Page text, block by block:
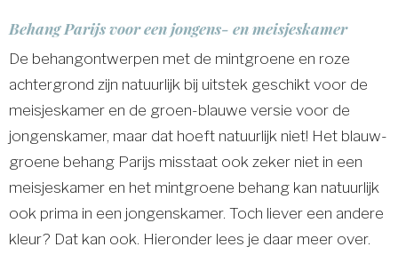
Behang Parijs voor een jongens- en meisjeskamer
De behangontwerpen met de mintgroene en roze
achtergrond zijn natuurlijk bij uitstek geschikt voor de
meisjeskamer en de groen-blauwe versie voor de
jongenskamer, maar dat hoeft natuurlijk niet! Het blauw-
groene behang Parijs misstaat ook zeker niet in een
meisjeskamer en het mintgroene behang kan natuurlijk
ook prima in een jongenskamer. Toch liever een andere
kleur? Dat kan ook. Hieronder lees je daar meer over.